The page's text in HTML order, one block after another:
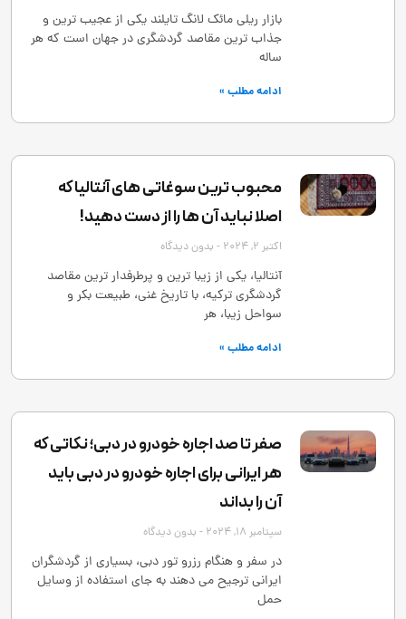
بازار ریلی مائک لانگ تایلند یکی از عجیب ‌ترین و
جذاب ‌ترین مقاصد گردشگری در جهان است که هر
ساله
ادامه مطلب »
محبوب ترین سوغاتی های آنتالیا که
اصلا نباید آن ها را از دست دهید!
اکتبر 2, 2024 بدون دیدگاه
آنتالیا، یکی از زیبا ترین و پرطرفدار ترین مقاصد
گردشگری ترکیه، با تاریخ غنی، طبیعت بکر و
سواحل زیبا، هر
ادامه مطلب »
صفر تا صد اجاره خودرو در دبی؛ نکاتی که
هر ایرانی برای اجاره خودرو در دبی باید
آن را بداند
سپتامبر 18, 2024 بدون دیدگاه
در سفر و هنگام رزرو تور دبی، بسیاری از گردشگران
ایرانی ترجیح می ‌دهند به ‌جای استفاده از وسایل
حمل